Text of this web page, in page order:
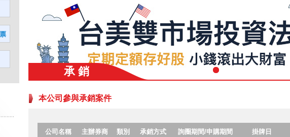
承 銷
本公司參與承銷案件
公司名稱 主辦券商 類別 承銷方式 詢圈期間/申購期間 掛牌日
取消 確認